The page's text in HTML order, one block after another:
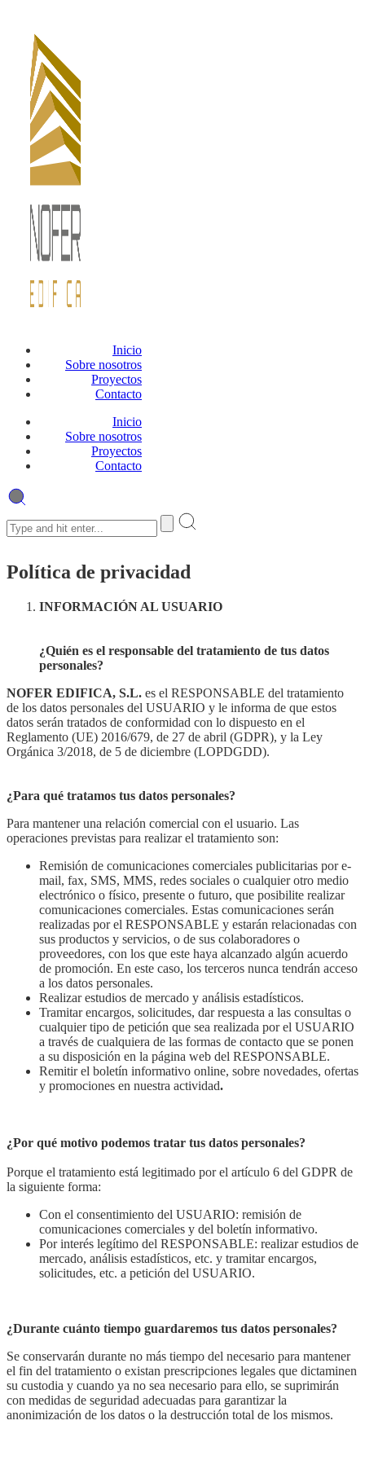
Inicio
Sobre nosotros
Proyectos
Contacto
Inicio
Sobre nosotros
Proyectos
Contacto
Política de privacidad
INFORMACIÓN AL USUARIO
¿Quién es el responsable del tratamiento de tus datos
personales?
NOFER EDIFICA, S.L. es el RESPONSABLE del tratamiento
de los datos personales del USUARIO y le informa de que estos
datos serán tratados de conformidad con lo dispuesto en el
Reglamento (UE) 2016/679, de 27 de abril (GDPR), y la Ley
Orgánica 3/2018, de 5 de diciembre (LOPDGDD).
¿Para qué tratamos tus datos personales?
Para mantener una relación comercial con el usuario. Las
operaciones previstas para realizar el tratamiento son:
Remisión de comunicaciones comerciales publicitarias por e-
mail, fax, SMS, MMS, redes sociales o cualquier otro medio
electrónico o físico, presente o futuro, que posibilite realizar
comunicaciones comerciales. Estas comunicaciones serán
realizadas por el RESPONSABLE y estarán relacionadas con
sus productos y servicios, o de sus colaboradores o
proveedores, con los que este haya alcanzado algún acuerdo
de promoción. En este caso, los terceros nunca tendrán acceso
a los datos personales.
Realizar estudios de mercado y análisis estadísticos.
Tramitar encargos, solicitudes, dar respuesta a las consultas o
cualquier tipo de petición que sea realizada por el USUARIO
a través de cualquiera de las formas de contacto que se ponen
a su disposición en la página web del RESPONSABLE.
Remitir el boletín informativo online, sobre novedades, ofertas
y promociones en nuestra actividad.
¿Por qué motivo podemos tratar tus datos personales?
Porque el tratamiento está legitimado por el artículo 6 del GDPR de
la siguiente forma:
Con el consentimiento del USUARIO: remisión de
comunicaciones comerciales y del boletín informativo.
Por interés legítimo del RESPONSABLE: realizar estudios de
mercado, análisis estadísticos, etc. y tramitar encargos,
solicitudes, etc. a petición del USUARIO.
¿Durante cuánto tiempo guardaremos tus datos personales?
Se conservarán durante no más tiempo del necesario para mantener
el fin del tratamiento o existan prescripciones legales que dictaminen
su custodia y cuando ya no sea necesario para ello, se suprimirán
con medidas de seguridad adecuadas para garantizar la
anonimización de los datos o la destrucción total de los mismos.